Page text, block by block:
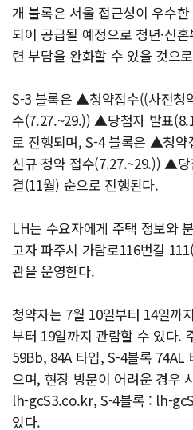
개 블록은 서울 접근성이 우수
되어 공급될 예정으로 청년·신
련 부담을 완화할 수 있을 것으
S-3 블록은 ▲청약접수((사전청
수(7.27.~29.)) ▲당첨자 발표
로 진행되며, S-4 블록은 ▲청약
신규 청약 접수(7.27.~29.)) ▲
결(11월) 순으로 진행된다.
LH는 수요자에게 주택 정보와
고자 파주시 가람로116번길
관을 운영한다.
청약자는 7월 10일부터 14일까
부터 19일까지 관람할 수 있다.
59Bb, 84A 타입, S-4블록 74AL
으며, 현장 방문이 어려운 경우
lh-gcS3.co.kr, S-4블록 : lh-
있다.